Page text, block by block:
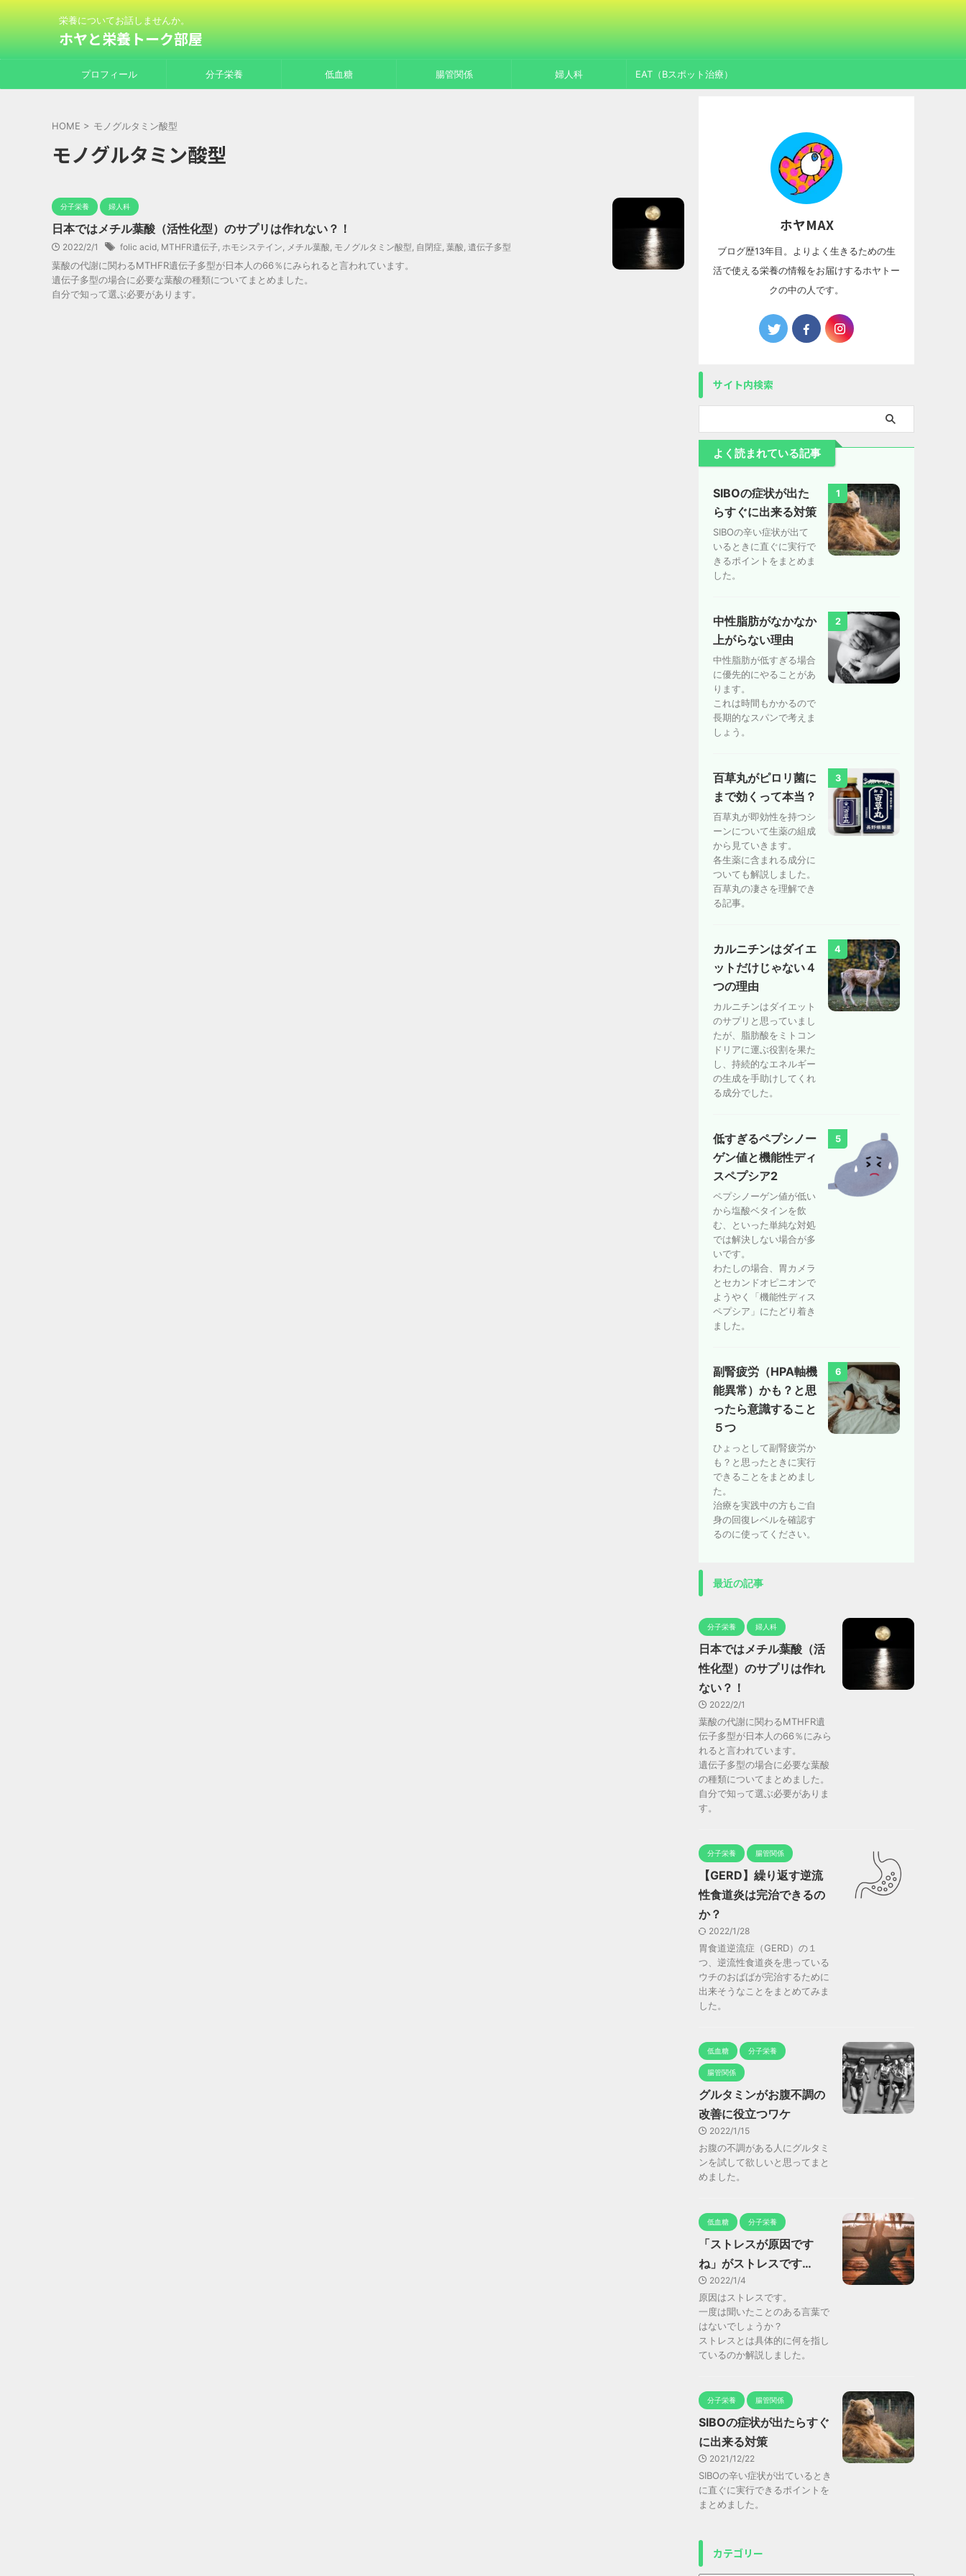
栄養についてお話しませんか。
ホヤと栄養トーク部屋
プロフィール 分子栄養 低血糖 腸管関係 婦人科 EAT（Bスポット治療）
HOME > モノグルタミン酸型
モノグルタミン酸型
分子栄養 婦人科
日本ではメチル葉酸（活性化型）のサプリは作れない？！
2022/2/1 folic acid, MTHFR遺伝子, ホモシステイン, メチル葉酸, モノグルタミン酸型, 自閉症, 葉酸, 遺伝子多型
葉酸の代謝に関わるMTHFR遺伝子多型が日本人の66％にみられると言われています。
遺伝子多型の場合に必要な葉酸の種類についてまとめました。
自分で知って選ぶ必要があります。
ホヤMAX
ブログ歴13年目。よりよく生きるための生
活で使える栄養の情報をお届けするホヤトー
クの中の人です。
サイト内検索
よく読まれている記事
1
SIBOの症状が出た
らすぐに出来る対策
SIBOの辛い症状が出て
いるときに直ぐに実行で
きるポイントをまとめま
した。
2
中性脂肪がなかなか
上がらない理由
中性脂肪が低すぎる場合
に優先的にやることがあ
ります。
これは時間もかかるので
長期的なスパンで考えま
しょう。
3
百草丸がピロリ菌に
まで効くって本当？
百草丸が即効性を持つシ
ーンについて生薬の組成
から見ていきます。
各生薬に含まれる成分に
ついても解説しました。
百草丸の凄さを理解でき
る記事。
4
カルニチンはダイエ
ットだけじゃない４
つの理由
カルニチンはダイエット
のサプリと思っていまし
たが、脂肪酸をミトコン
ドリアに運ぶ役割を果た
し、持続的なエネルギー
の生成を手助けしてくれ
る成分でした。
5
低すぎるペプシノー
ゲン値と機能性ディ
スペプシア2
ペプシノーゲン値が低い
から塩酸ベタインを飲
む、といった単純な対処
では解決しない場合が多
いです。
わたしの場合、胃カメラ
とセカンドオピニオンで
ようやく「機能性ディス
ペプシア」にたどり着き
ました。
6
副腎疲労（HPA軸機
能異常）かも？と思
ったら意識すること
５つ
ひょっとして副腎疲労か
も？と思ったときに実行
できることをまとめまし
た。
治療を実践中の方もご自
身の回復レベルを確認す
るのに使ってください。
最近の記事
分子栄養 婦人科
日本ではメチル葉酸（活
性化型）のサプリは作れ
ない？！
2022/2/1
葉酸の代謝に関わるMTHFR遺
伝子多型が日本人の66％にみら
れると言われています。
遺伝子多型の場合に必要な葉酸
の種類についてまとめました。
自分で知って選ぶ必要がありま
す。
分子栄養 腸管関係
【GERD】繰り返す逆流
性食道炎は完治できるの
か？
2022/1/28
胃食道逆流症（GERD）の１
つ、逆流性食道炎を患っている
ウチのおばばが完治するために
出来そうなことをまとめてみま
した。
低血糖 分子栄養
腸管関係
グルタミンがお腹不調の
改善に役立つワケ
2022/1/15
お腹の不調がある人にグルタミ
ンを試して欲しいと思ってまと
めました。
低血糖 分子栄養
「ストレスが原因です
ね」がストレスです…
2022/1/4
原因はストレスです。
一度は聞いたことのある言葉で
はないでしょうか？
ストレスとは具体的に何を指し
ているのか解説しました。
分子栄養 腸管関係
SIBOの症状が出たらすぐ
に出来る対策
2021/12/22
SIBOの辛い症状が出ているとき
に直ぐに実行できるポイントを
まとめました。
カテゴリー